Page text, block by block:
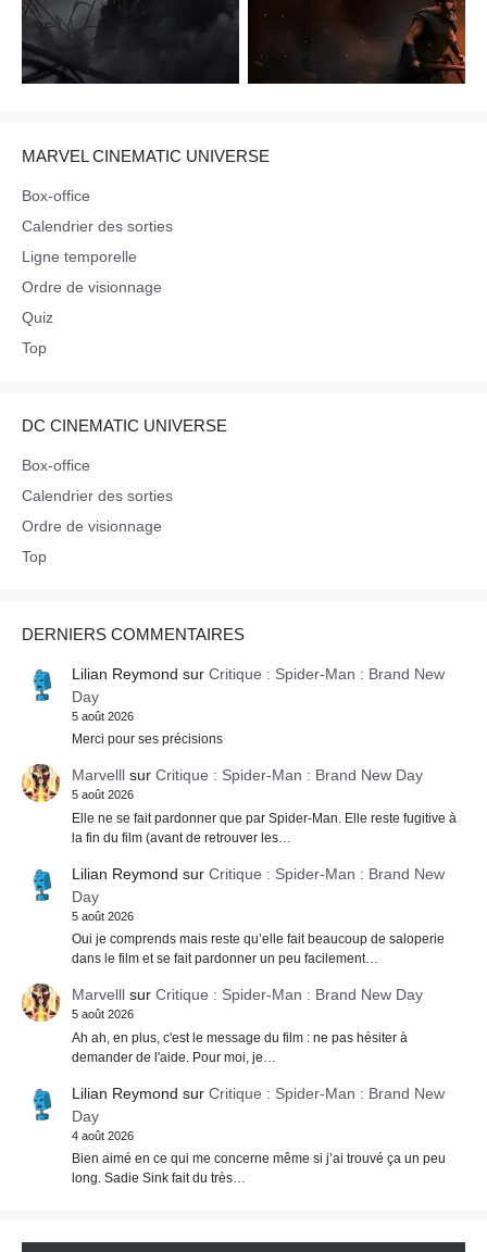
MARVEL CINEMATIC UNIVERSE
Box-office
Calendrier des sorties
Ligne temporelle
Ordre de visionnage
Quiz
Top
DC CINEMATIC UNIVERSE
Box-office
Calendrier des sorties
Ordre de visionnage
Top
DERNIERS COMMENTAIRES
Lilian Reymond sur Critique : Spider-Man : Brand New
Day
5 août 2026
Merci pour ses précisions
Marvelllsur Critique : Spider-Man : Brand New Day
5 août 2026
Elle ne se fait pardonner que par Spider-Man. Elle reste fugitive à
la fin du film (avant de retrouver les…
Lilian Reymond sur Critique : Spider-Man : Brand New
Day
5 août 2026
Oui je comprends mais reste qu’elle fait beaucoup de saloperie
dans le film et se fait pardonner un peu facilement…
Marvelllsur Critique : Spider-Man : Brand New Day
5 août 2026
Ah ah, en plus, c'est le message du film : ne pas hésiter à
demander de l'aide. Pour moi, je…
Lilian Reymond sur Critique : Spider-Man : Brand New
Day
4 août 2026
Bien aimé en ce qui me concerne même si j’ai trouvé ça un peu
long. Sadie Sink fait du très…